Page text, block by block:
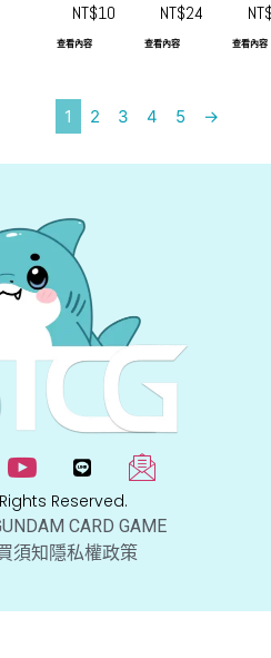
NT$10
查看內容
NT$24
查看內容 查看內容
1 2 3 4 5 →
CARD GAME
須知隱私權政策
Reserved.